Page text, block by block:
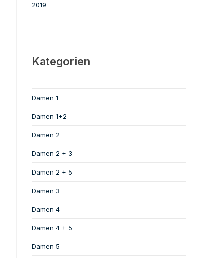
2019
Kategorien
Damen 1
Damen 1+2
Damen 2
Damen 2 + 3
Damen 2 + 5
Damen 3
Damen 4
Damen 4 + 5
Damen 5